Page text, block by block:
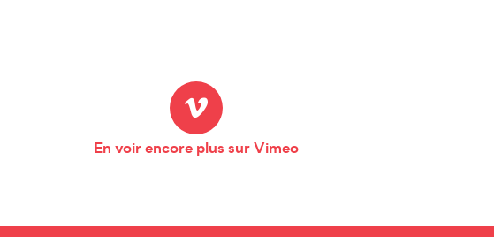
En voir encore plus sur Vimeo